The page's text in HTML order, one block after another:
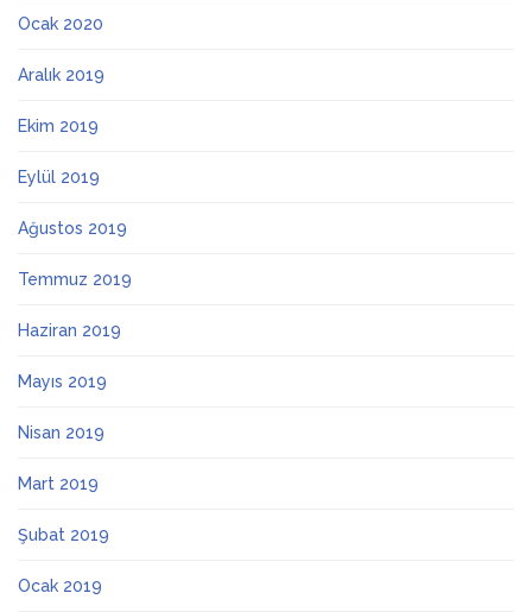
Ocak 2020
Aralık 2019
Ekim 2019
Eylül 2019
Ağustos 2019
Temmuz 2019
Haziran 2019
Mayıs 2019
Nisan 2019
Mart 2019
Şubat 2019
Ocak 2019